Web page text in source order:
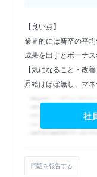
【良い点】
業界的には新卒の平均
成果を出すとボーナ
【気になること・改
昇給はほぼ無し、マ
社
問題を報告する